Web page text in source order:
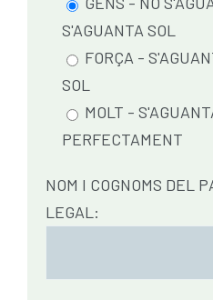
S'AGUANTA SOL
FORÇA -
SOL
MOLT -
PERFECTAMENT
NOM I COGNOMS DEL
LEGAL: